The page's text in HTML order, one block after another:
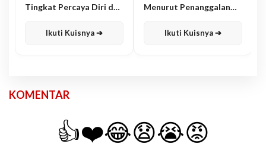
Tingkat Percaya Diri dan
Ikuti Kuisnya ➔
Menurut Penanggalan
Ikuti Kuisnya ➔
KOMENTAR
👍❤️😂😧😭😡